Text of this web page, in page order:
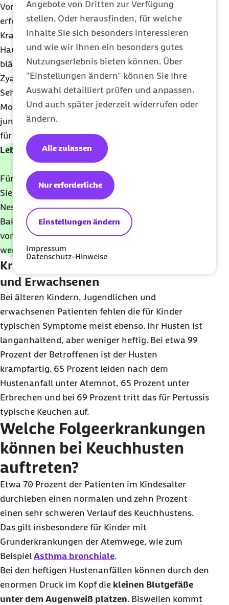
Angebote von Dritten zur Verfügung
stellen. Oder herausfinden, für welche
Inhalte Sie sich besonders interessieren
und wie wir Ihnen ein besonders gutes
Nutzungserlebnis bieten können. Über
"Einstellungen ändern" können Sie Ihre
Auswahl detailliert prüfen und anpassen.
Und auch später jederzeit widerrufen oder
ändern.
Einstellungen ändern
Nur erforderliche
Alle zulassen
Impressum
Datenschutz-Hinweise
Vordergrund der Symptome. Diese Atemaussetzer
erfordern eine sofortige Intensivtherapie im
Krankenhaus. Aufgrund der Atemnot kann sich die
Haut des betroffenen Säuglings mitunter teilweise
bläulich verfärben; dies wird medizinisch als
Zyanose bezeichnet.
Sehr junge, ungeimpfte Säuglinge unter sechs
Monaten, zu früh Geborene sowie Babys von sehr
jungen Müttern haben ein besonders hohes Risiko
für schwere Pertussis-Verläufe.
Lebensgefahr bei Säuglingen
Für Säuglinge ist Keuchhusten lebensbedrohlich.
Sie besitzen noch keinen ausreichenden
Nestschutz, da die Antikörper gegen die Pertussis-
Bakterien während der Schwangerschaft nicht
von der Mutter auf das Ungeborene übertragen
werden.
Krankheitsverlauf bei Jugendlichen
und Erwachsenen
Bei älteren Kindern, Jugendlichen und
erwachsenen Patienten fehlen die für Kinder
typischen Symptome meist ebenso. Ihr Husten ist
langanhaltend, aber weniger heftig. Bei etwa 99
Prozent der Betroffenen ist der Husten
krampfartig. 65 Prozent leiden nach dem
Hustenanfall unter Atemnot, 65 Prozent unter
Erbrechen und bei 69 Prozent tritt das für Pertussis
typische Keuchen auf.
Welche Folgeerkrankungen
können bei Keuchhusten
auftreten?
Etwa 70 Prozent der Patienten im Kindesalter
durchleben einen normalen und zehn Prozent
einen sehr schweren Verlauf des Keuchhustens.
Das gilt insbesondere für Kinder mit
Grunderkrankungen der Atemwege, wie zum
Beispiel Asthma bronchiale.
Bei den heftigen Hustenanfällen können durch den
enormen Druck im Kopf die kleinen Blutgefäße
unter dem Augenweiß platzen. Bisweilen kommt